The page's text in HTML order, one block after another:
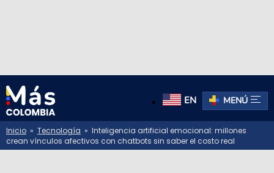
EN MENÚ
Inicio » Tecnología » Inteligencia artificial emocional: millones
crean vínculos afectivos con chatbots sin saber el costo real